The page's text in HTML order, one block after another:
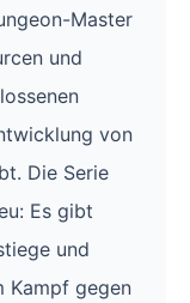
Master
und
von
Die Serie
Es gibt
und
Kampf gegen